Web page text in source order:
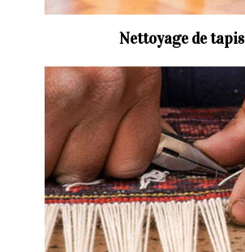
Nettoyage de tapis